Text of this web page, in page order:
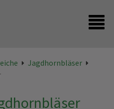
Jagdhornbläser